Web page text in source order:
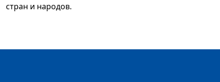
стран и народов.